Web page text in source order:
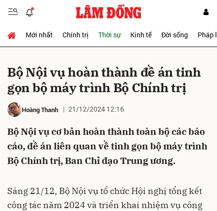
Mới nhất Chính trị Thời sự Kinh tế Đời sống Pháp
Bộ Nội vụ hoàn thành đề án tinh
gọn bộ máy trình Bộ Chính trị
Hoàng Thanh 21/12/2024 12:16
Bộ Nội vụ cơ bản hoàn thành toàn bộ các báo
cáo, đề án liên quan về tinh gọn bộ máy trình
Bộ Chính trị, Ban Chỉ đạo Trung ương.
Sáng 21/12, Bộ Nội vụ tổ chức Hội nghị tổng kết
công tác năm 2024 và triển khai nhiệm vụ công
Gửi bình luận
Hủy Gửi